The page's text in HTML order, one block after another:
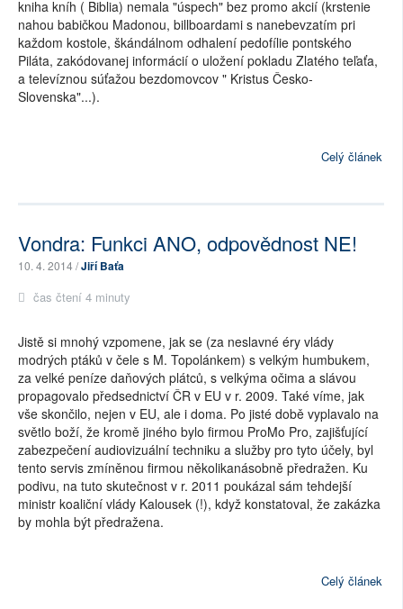
kniha kníh ( Biblia) nemala "úspech" bez promo akcií (krstenie
nahou babičkou Madonou, billboardami s nanebevzatím pri
každom kostole, škándálnom odhalení pedofílie pontského
Piláta, zakódovanej informácií o uložení pokladu Zlatého teľaťa,
a televíznou súťažou bezdomovcov " Kristus Česko-
Slovenska"...).
Celý článek
Vondra: Funkci ANO, odpovědnost NE!
10. 4. 2014 /Jiří Baťa
čas čtení 4 minuty
Jistě si mnohý vzpomene, jak se (za neslavné éry vlády
modrých ptáků v čele s M. Topolánkem) s velkým humbukem,
za velké peníze daňových plátců, s velkýma očima a slávou
propagovalo předsednictví ČR v EU v r. 2009. Také víme, jak
vše skončilo, nejen v EU, ale i doma. Po jisté době vyplavalo na
světlo boží, že kromě jiného bylo firmou ProMo Pro, zajišťující
zabezpečení audiovizuální techniku a služby pro tyto účely, byl
tento servis zmíněnou firmou několikanásobně předražen. Ku
podivu, na tuto skutečnost v r. 2011 poukázal sám tehdejší
ministr koaliční vlády Kalousek (!), když konstatoval, že zakázka
by mohla být předražena.
Celý článek